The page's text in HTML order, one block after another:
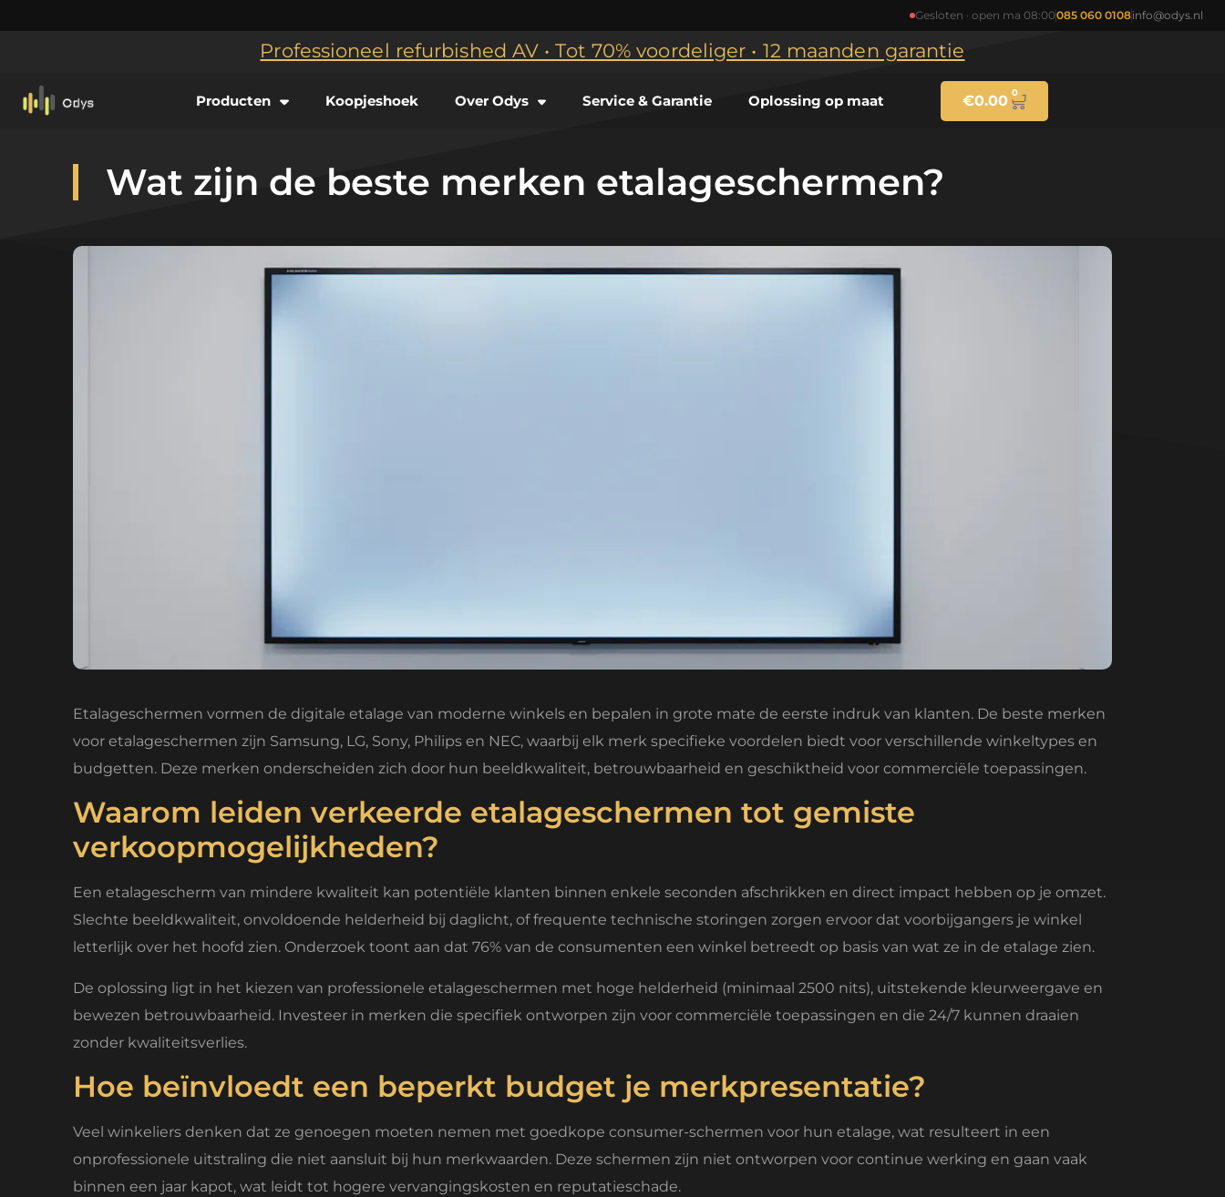
Gesloten · open ma 08:00085 060 0108info@odys.nl
Professioneel refurbished AV • Tot 70% voordeliger • 12 maanden garantie
Producten Koopjeshoek Over Odys Service & Garantie Oplossing op maat €0.00 0
Wat zijn de beste merken etalageschermen?
Etalageschermen vormen de digitale etalage van moderne winkels en bepalen in grote mate de eerste indruk van klanten. De beste merken
voor etalageschermen zijn Samsung, LG, Sony, Philips en NEC, waarbij elk merk specifieke voordelen biedt voor verschillende winkeltypes en
budgetten. Deze merken onderscheiden zich door hun beeldkwaliteit, betrouwbaarheid en geschiktheid voor commerciële toepassingen.
Waarom leiden verkeerde etalageschermen tot gemiste
verkoopmogelijkheden?
Een etalagescherm van mindere kwaliteit kan potentiële klanten binnen enkele seconden afschrikken en direct impact hebben op je omzet.
Slechte beeldkwaliteit, onvoldoende helderheid bij daglicht, of frequente technische storingen zorgen ervoor dat voorbijgangers je winkel
letterlijk over het hoofd zien. Onderzoek toont aan dat 76% van de consumenten een winkel betreedt op basis van wat ze in de etalage zien.
De oplossing ligt in het kiezen van professionele etalageschermen met hoge helderheid (minimaal 2500 nits), uitstekende kleurweergave en
bewezen betrouwbaarheid. Investeer in merken die specifiek ontworpen zijn voor commerciële toepassingen en die 24/7 kunnen draaien
zonder kwaliteitsverlies.
Hoe beïnvloedt een beperkt budget je merkpresentatie?
Veel winkeliers denken dat ze genoegen moeten nemen met goedkope consumer-schermen voor hun etalage, wat resulteert in een
onprofessionele uitstraling die niet aansluit bij hun merkwaarden. Deze schermen zijn niet ontworpen voor continue werking en gaan vaak
binnen een jaar kapot, wat leidt tot hogere vervangingskosten en reputatieschade.